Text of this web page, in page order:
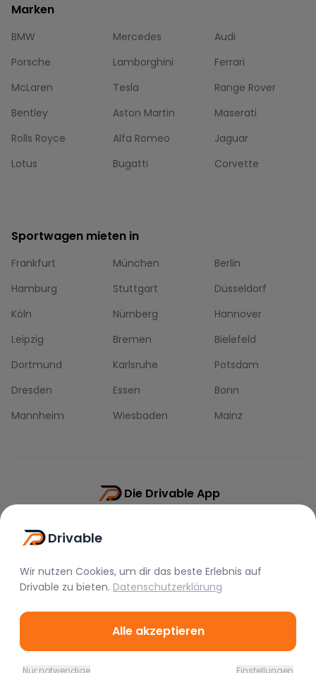
Marken
BMW Mercedes
Audi
Porsche
Lamborghini
Ferrari
McLaren
Tesla
Range Rover
Bentley
Aston Martin
Maserati
Rolls Royce
Alfa Romeo
Jaguar
Lotus
Bugatti Corvette
Sportwagen mieten in
Frankfurt München
Berlin
Hamburg
Stuttgart
Düsseldorf
Köln
Nürnberg
Hannover
Leipzig
Bremen
Bielefeld
Dortmund
Karlsruhe
Potsdam
Dresden
Essen
Bonn
Mannheim
Wiesbaden Mainz
Die Drivable App
©2026Drivable.Alle Rechte vorbehalten.
Drivable
Wir nutzen Cookies, um dir das beste Erlebnis auf
Drivable zu bieten. Datenschutzerklärung
Alle akzeptieren
Nur notwendige Einstellungen